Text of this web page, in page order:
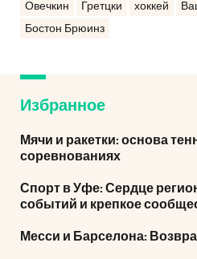
Овечкин Гретцки хоккей
Бостон Брюинз
Избранное
Мячи и ракетки: основа
соревнованиях
Спорт в Уфе: Сердце
событий и крепкое
Месси и Барселона: